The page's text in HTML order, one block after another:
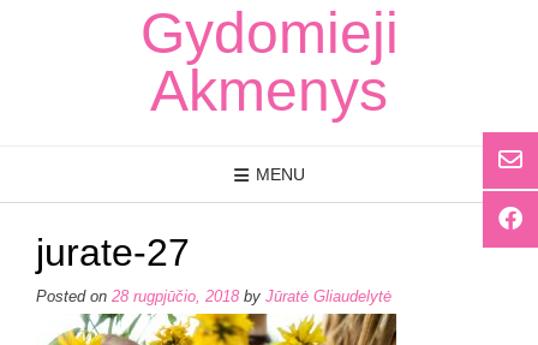
Gydomieji
Akmenys
MENU
jurate-27
Posted on 28 rugpjūčio, 2018 by Jūratė Gliaudelytė